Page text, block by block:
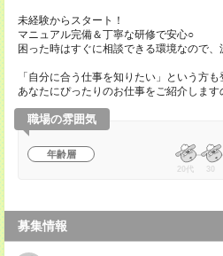
未経験からスタート！
マニュアル完備＆丁寧な研修で安心○
困った時はすぐに相談できる環境なので
「自分に合う仕事を知りたい」という方も
あなたにぴったりのお仕事をご紹介します
職場の雰囲気
年齢層
20代 30
募集情報